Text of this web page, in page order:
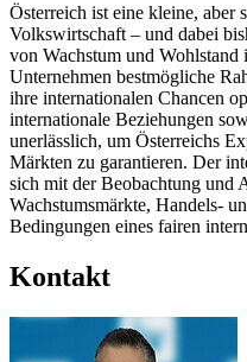
Österreich ist eine kleine, aber
Volkswirtschaft – und dabei
von Wachstum und Wohlstand
Unternehmen bestmögliche
ihre internationalen Chancen
internationale Beziehungen
unerlässlich, um Österreichs
Märkten zu garantieren. Der
sich mit der Beobachtung und
Wachstumsmärkte, Handels-
Bedingungen eines fairen
Kontakt